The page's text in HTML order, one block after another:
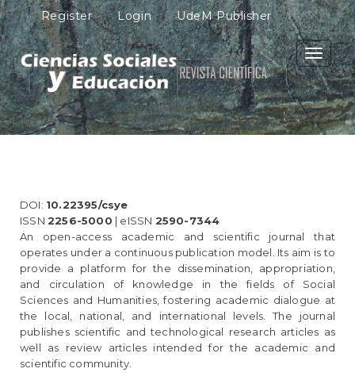
M
a
i
n
N
a
v
i
g
n
M
a
i
n
C
o
n
t
e
n
Register Login UdeM Publisher
Toggle
DOI: 10.22395/csye
ISSN 2256-5000 | eISSN 2590-7344
An open-access academic and scientific journal that
operates under a continuous publication model. Its aim is to
provide a platform for the dissemination, appropriation,
and circulation of knowledge in the fields of Social
Sciences and Humanities, fostering academic dialogue at
the local, national, and international levels. The journal
publishes scientific and technological research articles as
well as review articles intended for the academic and
scientific community.